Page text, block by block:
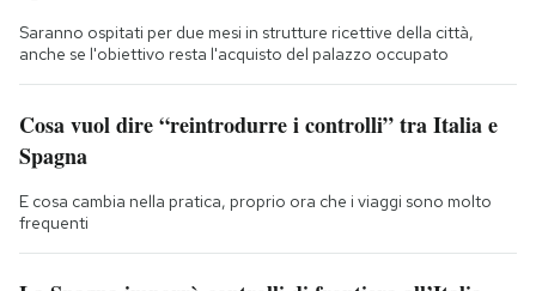
Saranno ospitati per due mesi in strutture ricettive della città,
anche se l'obiettivo resta l'acquisto del palazzo occupato
Cosa vuol dire “reintrodurre i controlli” tra Italia e
Spagna
E cosa cambia nella pratica, proprio ora che i viaggi sono molto
frequenti